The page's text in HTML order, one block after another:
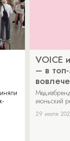
VOICE
– в
июньский
29 июля